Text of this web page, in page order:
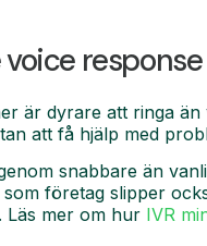
är dyrare att ringa
att få hjälp med
snabbare än
företag slipper
Läs mer om hur IVR